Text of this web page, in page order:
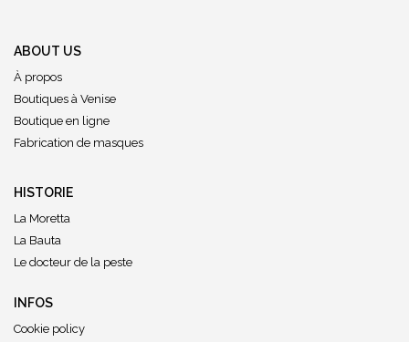
ABOUT US
À propos
Boutiques à Venise
Boutique en ligne
Fabrication de masques
HISTORIE
La Moretta
La Bauta
Le docteur de la peste
INFOS
Cookie policy